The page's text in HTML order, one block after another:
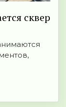
сквер